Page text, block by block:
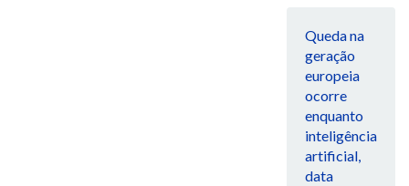
Queda na
geração
europeia
ocorre
enquanto
inteligência
artificial,
data